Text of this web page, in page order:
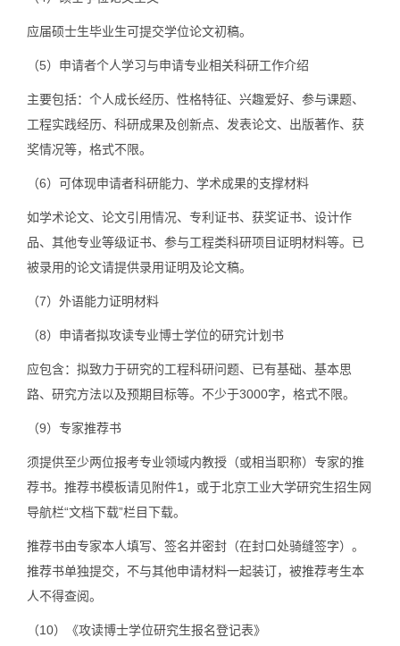
应届硕士生毕业生可提交学位论文初稿。
（5）申请者个人学习与申请专业相关科研工作介绍
主要包括：个人成长经历、性格特征、兴趣爱好、参与课题、
工程实践经历、科研成果及创新点、发表论文、出版著作、获
奖情况等，格式不限。
（6）可体现申请者科研能力、学术成果的支撑材料
如学术论文、论文引用情况、专利证书、获奖证书、设计作
品、其他专业等级证书、参与工程类科研项目证明材料等。已
被录用的论文请提供录用证明及论文稿。
（7）外语能力证明材料
（8）申请者拟攻读专业博士学位的研究计划书
应包含：拟致力于研究的工程科研问题、已有基础、基本思
路、研究方法以及预期目标等。不少于3000字，格式不限。
（9）专家推荐书
须提供至少两位报考专业领域内教授（或相当职称）专家的推
荐书。推荐书模板请见附件1，或于北京工业大学研究生招生网
导航栏“文档下载”栏目下载。
推荐书由专家本人填写、签名并密封（在封口处骑缝签字）。
推荐书单独提交，不与其他申请材料一起装订，被推荐考生本
人不得查阅。
（10）《攻读博士学位研究生报名登记表》